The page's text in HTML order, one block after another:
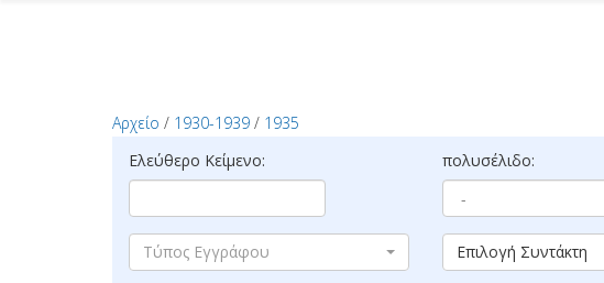
Αρχείο / 1930-1939 / 1935
Ελεύθερο Κείμενο:
πολυσέλιδο:
Τύπος Εγγράφου Επιλογή Συντάκτη